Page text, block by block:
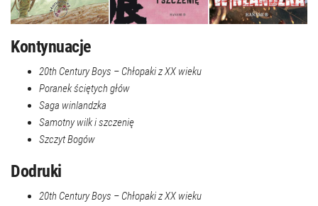
Kontynuacje
20th Century Boys – Chłopaki z XX wieku
Poranek ściętych głów
Saga winlandzka
Samotny wilk i szczenię
Szczyt Bogów
Dodruki
20th Century Boys – Chłopaki z XX wieku